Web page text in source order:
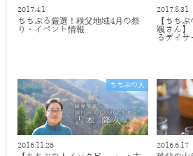
2017.4.1
ちちぶる厳選！秩父地域4月の祭
り・イベント情報
2017.8.31
【ちち
颯さん】
るデイ
ちちぶの人
2016.11.25 2016.6.17